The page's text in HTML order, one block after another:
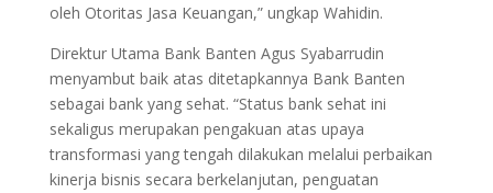
oleh Otoritas Jasa Keuangan,” ungkap Wahidin.
Direktur Utama Bank Banten Agus Syabarrudin
menyambut baik atas ditetapkannya Bank Banten
sebagai bank yang sehat. “Status bank sehat ini
sekaligus merupakan pengakuan atas upaya
transformasi yang tengah dilakukan melalui perbaikan
kinerja bisnis secara berkelanjutan, penguatan